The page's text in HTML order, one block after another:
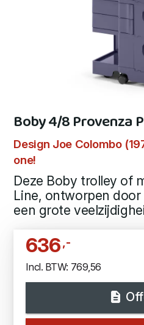
Boby 4/8 Provenza
Design Joe Colombo
one!
Deze Boby trolley of
Line, ontworpen
een grote
636,-
Incl. BTW: 769,56